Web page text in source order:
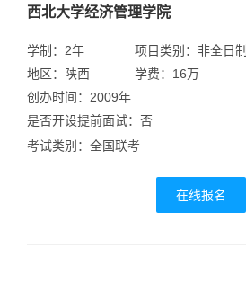
西北大学经济管理学院
学制：2年
地区：陕西
项目类别：非全日制
学费：16万
创办时间：2009年
是否开设提前面试：否
考试类别：全国联考
在线报名